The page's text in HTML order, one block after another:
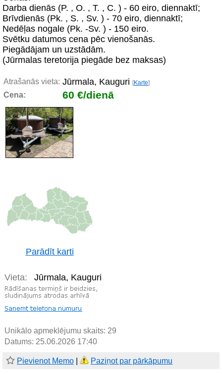
Darba dienās (P. , O. , T. , C. ) - 60 eiro, diennaktī;
Brīvdienās (Pk. , S. , Sv. ) - 70 eiro, diennaktī;
Nedēļas nogale (Pk. -Sv. ) - 150 eiro.
Svētku datumos cena pēc vienošanās.
Piegādājam un uzstādām.
(Jūrmalas teretorija piegāde bez maksas)
Atrašanās vieta: Jūrmala, Kauguri [Karte]
Cena: 60 €/dienā
Parādīt karti
Vieta: Jūrmala, Kauguri
Unikālo apmeklējumu skaits: 29
Datums: 25.06.2026 17:40
Pievienot Memo Paziņot par pārkāpumu